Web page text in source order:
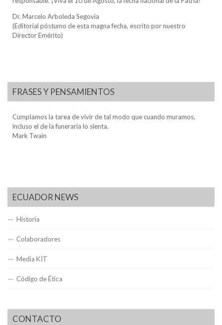
Dr. Marcelo Arboleda Segovia
(Editorial póstumo de esta magna fecha, escrito por nuestro
Director Emérito)
FRASES Y PENSAMIENTOS
Cumplamos la tarea de vivir de tal modo que cuando muramos,
incluso el de la funeraria lo sienta.
Mark Twain
ECUADOR NEWS
Historia
Colaboradores
Media KIT
Código de Ética
CONTACTO